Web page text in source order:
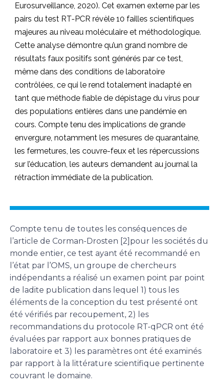
Eurosurveillance, 2020). Cet examen externe par les
pairs du test RT-PCR révèle 10 failles scientifiques
majeures au niveau moléculaire et méthodologique.
Cette analyse démontre qu’un grand nombre de
résultats faux positifs sont générés par ce test,
même dans des conditions de laboratoire
contrôlées, ce qui le rend totalement inadapté en
tant que méthode fiable de dépistage du virus pour
des populations entières dans une pandémie en
cours. Compte tenu des implications de grande
envergure, notamment les mesures de quarantaine,
les fermetures, les couvre-feux et les répercussions
sur l’éducation, les auteurs demandent au journal la
rétraction immédiate de la publication.
Compte tenu de toutes les conséquences de
l’article de Corman-Drosten [2]pour les sociétés du
monde entier, ce test ayant été recommandé en
l’état par l’OMS, un groupe de chercheurs
indépendants a réalisé un examen point par point
de ladite publication dans lequel 1) tous les
éléments de la conception du test présenté ont
été vérifiés par recoupement, 2) les
recommandations du protocole RT-qPCR ont été
évaluées par rapport aux bonnes pratiques de
laboratoire et 3) les paramètres ont été examinés
par rapport à la littérature scientifique pertinente
couvrant le domaine.